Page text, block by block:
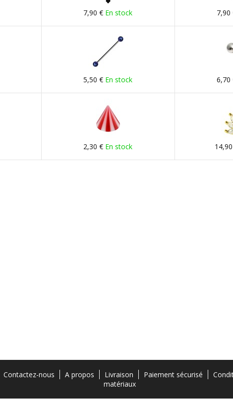
7,90 € En stock
5,50 € En stock
2,30 € En stock
Contactez-nous A propos Livraison Paiement sécurisé
matériaux